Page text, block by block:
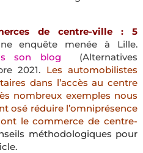
de centre-ville : 5
enquête menée à Lille.
son blog (Alternatives
2021. Les automobilistes
dans l’accès au centre
nombreux exemples nous
osé réduire l’omniprésence
le commerce de centre-
méthodologiques pour